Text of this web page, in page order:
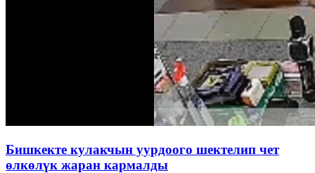
Бишкекте кулакчын уурдоого шектелип чет
өлкөлүк жаран кармалды